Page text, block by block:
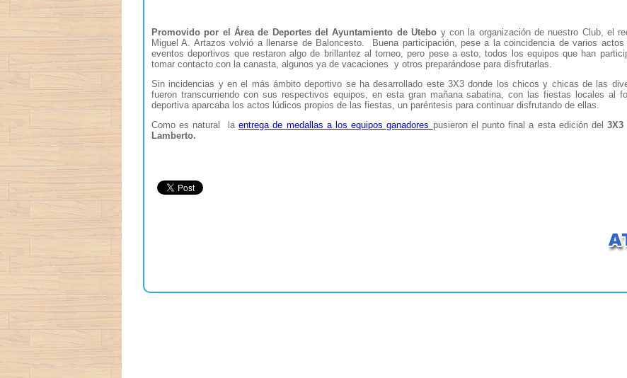
Promovido por el Área de Deportes del Ayuntamiento de Utebo y con la organización de nuestro Club, el
Miguel A. Artazos volvió a llenarse de Baloncesto. Buena participación, pese a la coincidencia de varios
eventos deportivos que restaron algo de brillantez al torneo, pero pese a esto, todos los equipos que han
tomar contacto con la canasta, algunos ya de vacaciones y otros preparándose para disfrutarlas.
Sin incidencias y en el más ámbito deportivo se ha desarrollado este 3X3 donde los chicos y chicas de las
fueron transcurriendo con sus respectivos equipos, en esta gran mañana sabatina, con las fiestas locales al
deportiva aparcaba los actos lúdicos propios de las fiestas, un paréntesis para continuar disfrutando de ellas.
Como es natural laentrega de medallas a los equipos ganadores pusieron el punto final a esta edición del3X3
Lamberto.